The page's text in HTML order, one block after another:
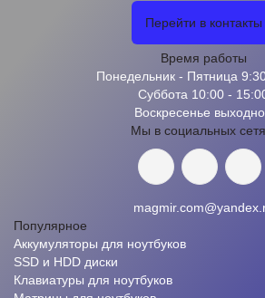
Перейти в контакты
Время работы
Понедельник - Пятница
Суббота 10:00 -
Воскресенье
Мы в социальных
Популярное
Аккумуляторы для ноутбуков
SSD и HDD диски
Клавиатуры для ноутбуков